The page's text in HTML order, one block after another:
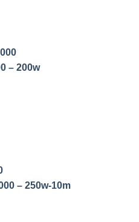
– 200w
– 250w-10m